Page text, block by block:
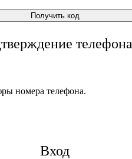
Получить код
телефона
номера телефона.
Вход